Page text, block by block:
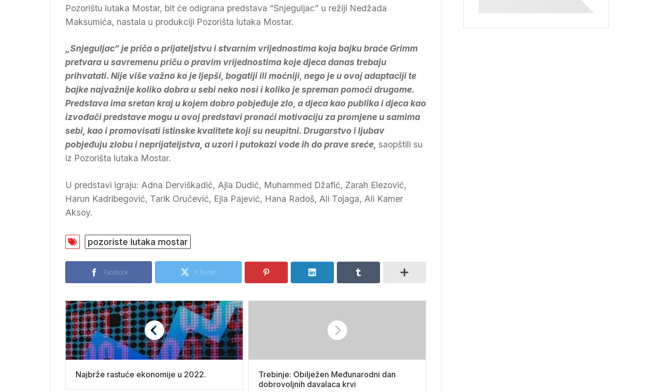
Pozorištu lutaka Mostar, bit će odigrana predstava “Snjeguljac” u režiji Nedžada
Maksumića, nastala u produkciji Pozorišta lutaka Mostar.
„Snjeguljac“ je priča o prijateljstvu i stvarnim vrijednostima koja bajku braće Grimm
pretvara u savremenu priču o pravim vrijednostima koje djeca danas trebaju
prihvatati. Nije više važno ko je ljepši, bogatiji ili moćniji, nego je u ovoj adaptaciji te
bajke najvažnije koliko dobra u sebi neko nosi i koliko je spreman pomoći drugome.
Predstava ima sretan kraj u kojem dobro pobjeđuje zlo, a djeca kao publika i djeca kao
izvođači predstave mogu u ovoj predstavi pronaći motivaciju za promjene u samima
sebi, kao i promovisati istinske kvalitete koji su neupitni. Drugarstvo i ljubav
pobjeđuju zlobu i neprijateljstva, a uzori i putokazi vode ih do prave sreće, saopštili su
iz Pozorišta lutaka Mostar.
U predstavi igraju: Adna Derviškadić, Ajla Dudić, Muhammed Džafić, Zarah Elezović,
Harun Kadribegović, Tarik Oručević, Ejla Pajević, Hana Radoš, Ali Tojaga, Ali Kamer
Aksoy.
pozoriste lutaka mostar
Facebook X Twitter
Najbrže rastuće ekonomije u 2022.
Trebinje: Obilježen Međunarodni dan
dobrovoljnih davalaca krvi